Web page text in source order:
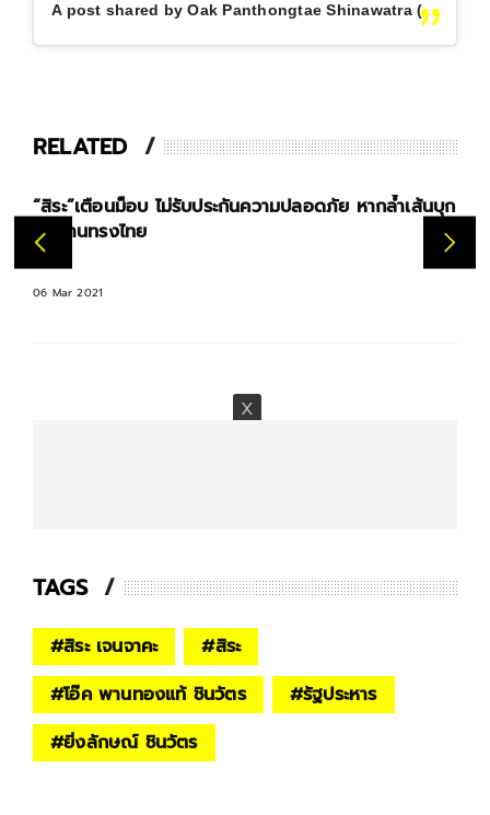
A post shared by Oak Panthongtae Shinawatra (@oak_ptt)
RELATED
“สิระ”เตือนม็อบ ไม่รับประกันความปลอดภัย หากล้ำเส้นบุก
เข้าบ้านทรงไทย
06 Mar 2021
TAGS
#สิระ เจนจาคะ #สิระ
#โอ๊ค พานทองแท้ ชินวัตร #รัฐประหาร
#ยิ่งลักษณ์ ชินวัตร